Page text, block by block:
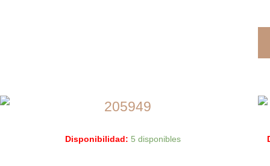
Disponibilidad: 5 disponibles